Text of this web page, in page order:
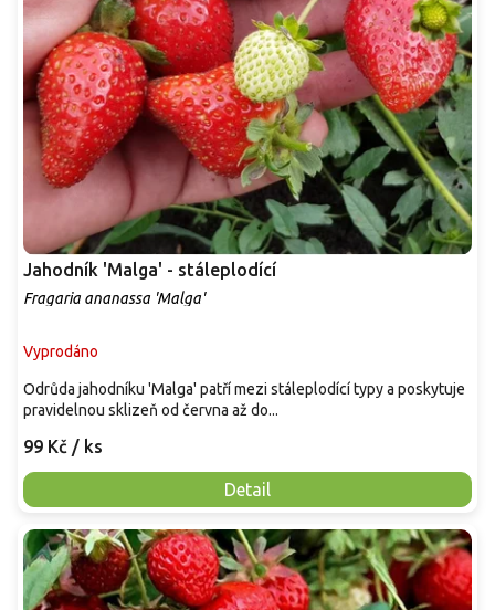
Jahodník 'Malga' - stáleplodící
Fragaria ananassa 'Malga'
Vyprodáno
99 Kč / ks
Detail
Odrůda jahodníku 'Malga' patří mezi stáleplodící typy a poskytuje
pravidelnou sklizeň od června až do...